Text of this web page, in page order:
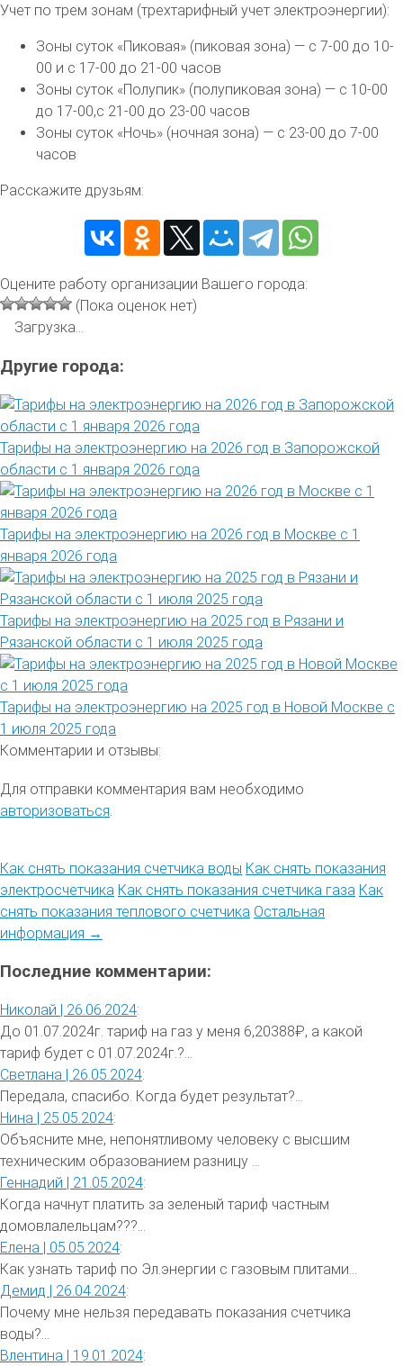
Учет по трем зонам (трехтарифный учет электроэнергии):
Зоны суток «Пиковая» (пиковая зона) — с 7-00 до 10-
00 и с 17-00 до 21-00 часов
Зоны суток «Полупик» (полупиковая зона) — с 10-00
до 17-00,с 21-00 до 23-00 часов
Зоны суток «Ночь» (ночная зона) — с 23-00 до 7-00
часов
Расскажите друзьям:
Оцените работу организации Вашего города:
(Пока оценок нет)
Загрузка...
Другие города:
Тарифы на электроэнергию на 2026 год в Запорожской
области с 1 января 2026 года
Тарифы на электроэнергию на 2026 год в Москве с 1
января 2026 года
Тарифы на электроэнергию на 2025 год в Рязани и
Рязанской области с 1 июля 2025 года
Тарифы на электроэнергию на 2025 год в Новой Москве с
1 июля 2025 года
Комментарии и отзывы:
Для отправки комментария вам необходимо
авторизоваться
Как снять показания счетчика воды Как снять показания
электросчетчика Как снять показания счетчика газа Как
снять показания теплового счетчика Остальная
информация →
Последние комментарии:
Николай | 26.06.2024:
До 01.07.2024г. тариф на газ у меня 6,20388₽, а какой
тариф будет с 01.07.2024г.?...
Светлана | 26.05.2024:
Передала, спасибо. Когда будет результат?...
Нина | 25.05.2024:
Объясните мне, непонятливому человеку с высшим
техническим образованием разницу ...
Геннадий | 21.05.2024:
Когда начнут платить за зеленый тариф частным
домовлалельцам???...
Елена | 05.05.2024:
Как узнать тариф по Эл.энергии с газовым плитами...
Демид | 26.04.2024:
Почему мне нельзя передавать показания счетчика
воды?...
Влентина | 19.01.2024: